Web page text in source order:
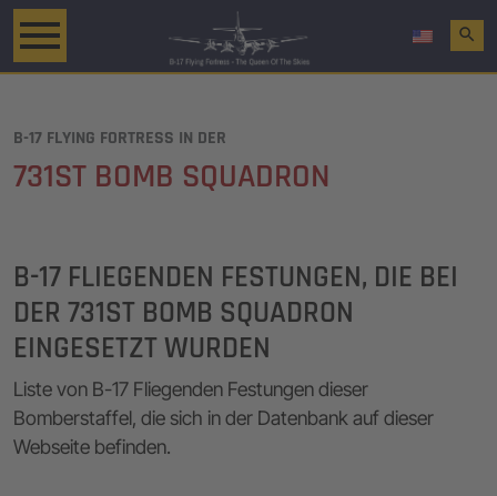
search
B-17 FLYING FORTRESS IN DER
731ST BOMB SQUADRON
B-17 FLIEGENDEN FESTUNGEN, DIE BEI
DER 731ST BOMB SQUADRON
EINGESETZT WURDEN
Liste von B-17 Fliegenden Festungen dieser
Bomberstaffel, die sich in der Datenbank auf dieser
Webseite befinden.